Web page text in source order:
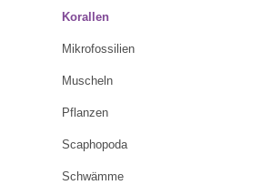
Korallen
Mikrofossilien
Muscheln
Pflanzen
Scaphopoda
Schwämme